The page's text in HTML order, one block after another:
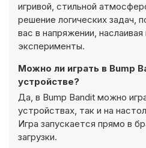
игривой, стильной
решение логических задач,
вас в напряжении,
эксперименты.
Можно ли играть в Bump
устройстве?
Да, в Bump Bandit можно
устройствах, так и на
Игра запускается прямо в
загрузки.